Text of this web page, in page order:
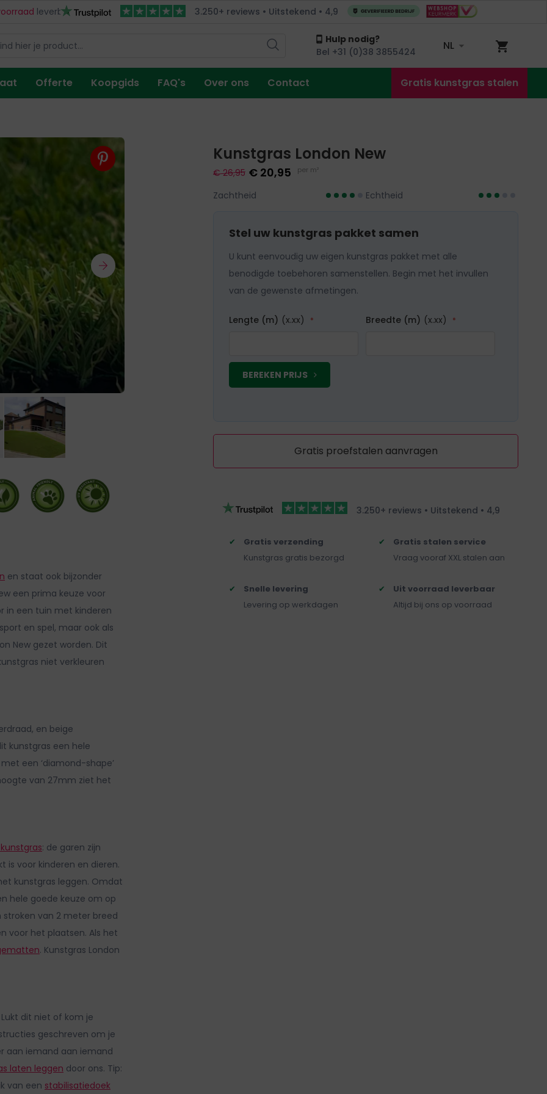
leverbaar Snelle levering Gratis kunstgras stalen, gratis bezorgd
3.250+ reviews • Uitstekend • 4,9
Hulp nodig?
Bel +31 (0)38 3855424
NL
Offerte Koopgids FAQ's Over ons Contact Gratis kunstgras stalen
en staat ook bijzonder
een prima keuze voor
in een tuin met kinderen
en spel, maar ook als
New gezet worden. Dit
niet verkleuren
en beige
kunstgras een hele
een ‘diamond-shape’
van 27mm ziet het
: de garen zijn
is voor kinderen en dieren.
kunstgras leggen. Omdat
hele goede keuze om op
stroken van 2 meter breed
voor het plaatsen. Als het
. Kunstgras London
dit niet of kom je
geschreven om je
aan iemand aan iemand
laten leggen door ons. Tip:
van een stabilisatiedoek
Kunstgras London New
€ 26,95 € 20,95 per m²
Zachtheid Echtheid
Stel uw kunstgras pakket samen
U kunt eenvoudig uw eigen kunstgras pakket met alle
benodigde toebehoren samenstellen. Begin met het invullen
van de gewenste afmetingen.
Lengte (m) (x.xx) Breedte (m) (x.xx)
BEREKEN PRIJS
Gratis proefstalen aanvragen
3.250+ reviews • Uitstekend • 4,9
Gratis verzending
Kunstgras gratis bezorgd
Snelle levering
Levering op werkdagen
Gratis stalen service
Vraag vooraf XXL stalen aan
Uit voorraad leverbaar
Altijd bij ons op voorraad